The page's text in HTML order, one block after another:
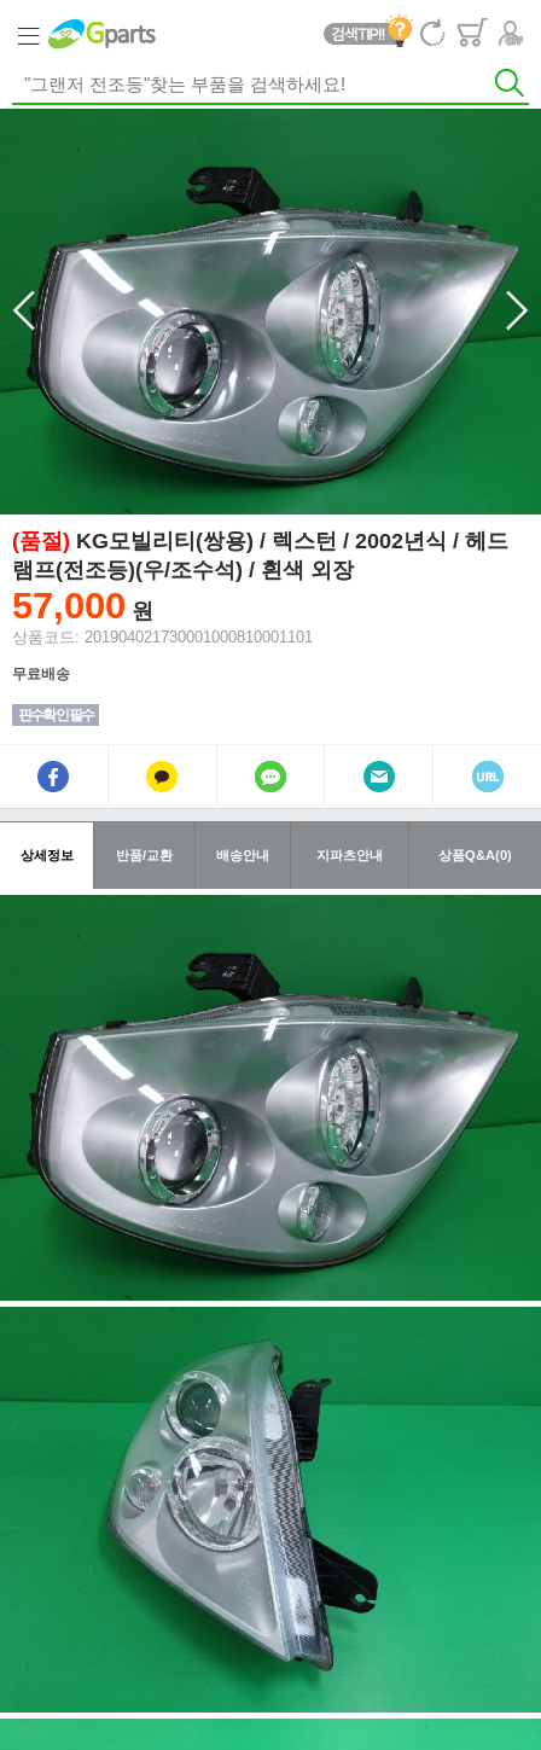
(품절) KG모빌리티(쌍용) / 렉스턴 / 2002년식 / 헤드
램프(전조등)(우/조수석) / 흰색 외장
57,000 원
상품코드: 201904021730001000810001101
무료배송
핀수확인 필수
상세정보 반품/교환 배송안내 지파츠안내 상품Q&A(0)